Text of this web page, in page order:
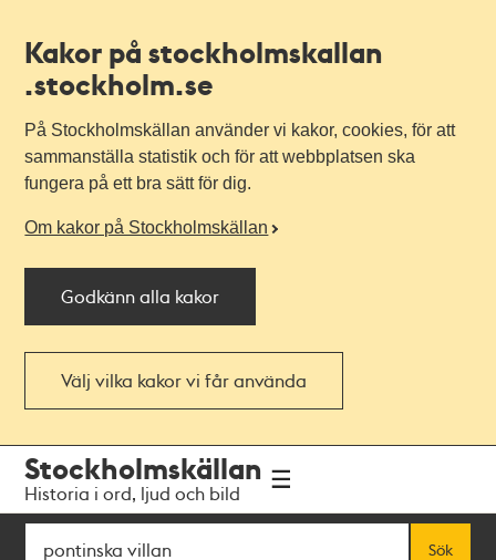
Kakor på stockholmskallan
.stockholm.se
På Stockholmskällan använder vi kakor, cookies, för att
sammanställa statistik och för att webbplatsen ska
fungera på ett bra sätt för dig.
Om kakor på Stockholmskällan
Godkänn alla kakor
Välj vilka kakor vi får använda
navigationen
huvudinnehållet
Stockholmskällan
Historia i ord, ljud och bild
Sök
Sök